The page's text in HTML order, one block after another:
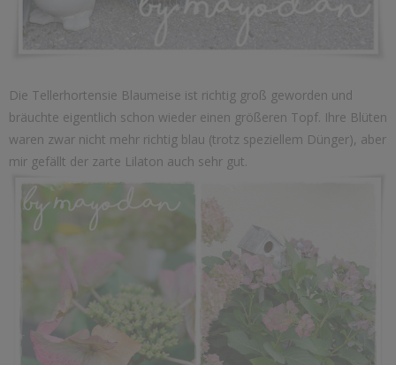
Die Tellerhortensie Blaumeise ist richtig groß geworden und
bräuchte eigentlich schon wieder einen größeren Topf. Ihre Blüten
waren zwar nicht mehr richtig blau (trotz speziellem Dünger), aber
mir gefällt der zarte Lilaton auch sehr gut.